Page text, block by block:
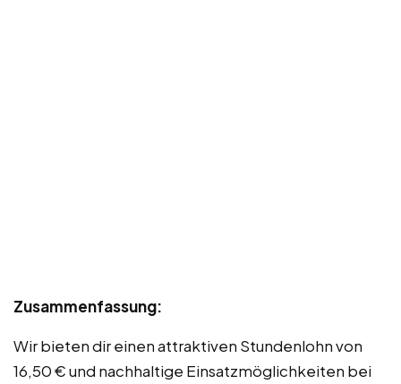
Zusammenfassung:
Wir bieten dir einen attraktiven Stundenlohn von
16,50 € und nachhaltige Einsatzmöglichkeiten bei